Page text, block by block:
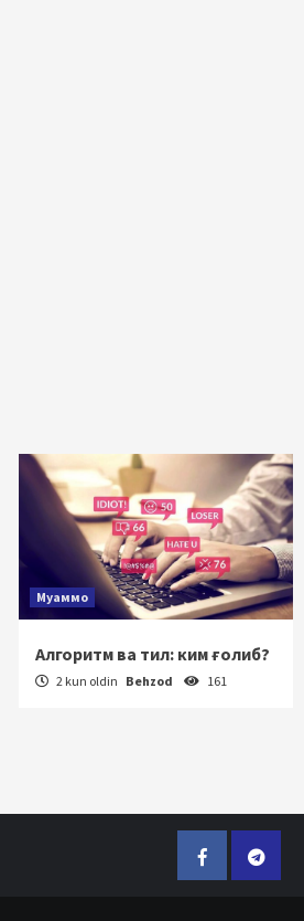
Муаммо
Алгоритм ва тил: ким ғолиб?
2 kun oldin Behzod 161
Facebook